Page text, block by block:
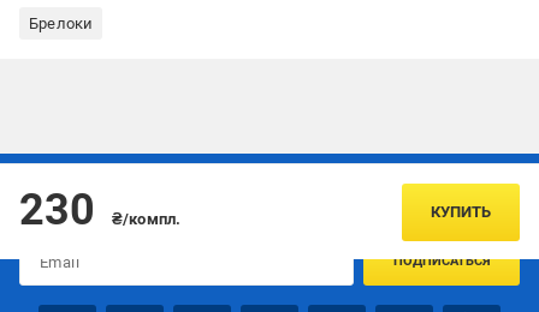
Брелоки
230 ₴/компл. КУПИТЬ
Подписывайтесь, чтобы узнавать первым об акцияx и
ПОДПИСАТЬСЯ